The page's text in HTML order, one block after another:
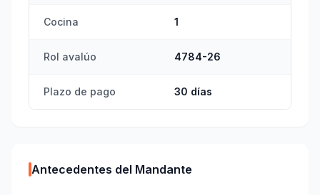
Cocina 1
Rol avalúo 4784-26
Plazo de pago 30 días
Antecedentes del Mandante